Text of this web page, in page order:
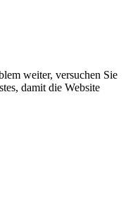
weiter, versuchen Sie
damit die Website